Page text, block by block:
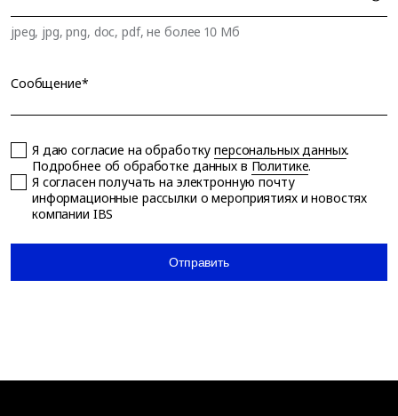
jpeg, jpg, png, doc, pdf, не более 10 Мб
Сообщение*
Я даю согласие на обработкуперсональных данных.
Подробнее об обработке данных в Политике.
Я согласен получать на электронную почту
информационные рассылки о мероприятиях и новостях
компании IBS
Отправить